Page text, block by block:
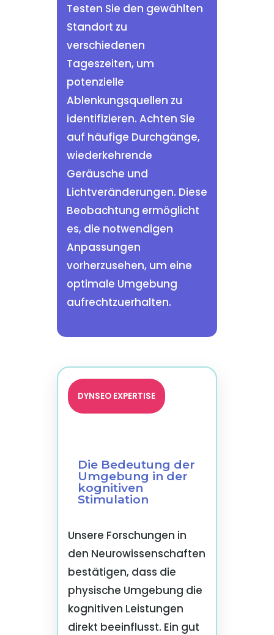
Testen Sie den gewählten
Standort zu
verschiedenen
Tageszeiten, um
potenzielle
Ablenkungsquellen zu
identifizieren. Achten Sie
auf häufige Durchgänge,
wiederkehrende
Geräusche und
Lichtveränderungen. Diese
Beobachtung ermöglicht
es, die notwendigen
Anpassungen
vorherzusehen, um eine
optimale Umgebung
aufrechtzuerhalten.
DYNSEO EXPERTISE
Die Bedeutung der
Umgebung in der
kognitiven
Stimulation
Unsere Forschungen in
den Neurowissenschaften
bestätigen, dass die
physische Umgebung die
kognitiven Leistungen
direkt beeinflusst. Ein gut